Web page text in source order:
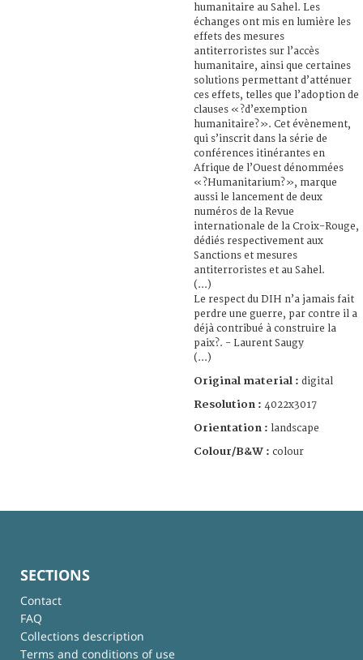
humanitaire au Sahel. Les
échanges ont mis en lumière les
effets des mesures
antiterroristes sur l’accès
humanitaire, ainsi que certaines
solutions permettant d’atténuer
ces effets, telles que l’adoption de
clauses «?d’exemption
humanitaire?». Cet évènement,
qui s’inscrit dans la série de
conférences itinérantes en
Afrique de l’Ouest dénommées
«?Humanitarium?», marque
aussi le lancement de deux
numéros de la Revue
internationale de la Croix-Rouge,
dédiés respectivement aux
Sanctions et mesures
antiterroristes et au Sahel.
(...)
Le respect du DIH n’a jamais fait
perdre une guerre, par contre il a
déjà contribué à construire la
paix?. - Laurent Saugy
(...)
Original material : digital
Resolution : 4022x3017
Orientation : landscape
Colour/B&W : colour
SECTIONS
Contact
FAQ
Collections description
Terms and conditions of use